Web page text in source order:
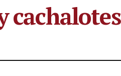
cachalotes